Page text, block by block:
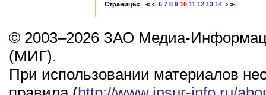
Страницы: 6 7 8 9 10 11 12 13 14
© 2003–2026 ЗАО Медиа-
(МИГ).
При использовании материалов